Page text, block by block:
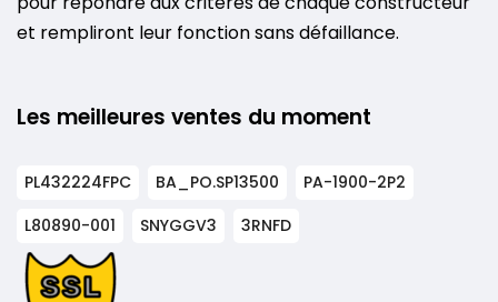
et rempliront leur fonction sans défaillance.
Les meilleures ventes du moment
PL432224FPC BA_PO.SP13500
PA-1900-2P2
L80890-001
SNYGGV3 3RNFD